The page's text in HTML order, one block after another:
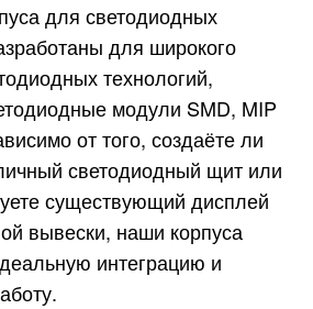
для светодиодных
для широкого
технологий,
модули SMD, MIP
от того, создаёте ли
светодиодный щит или
существующий дисплей
вывески, наши корпуса
интеграцию и